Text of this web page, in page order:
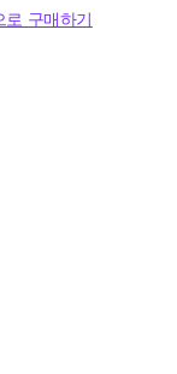
로 구매하기